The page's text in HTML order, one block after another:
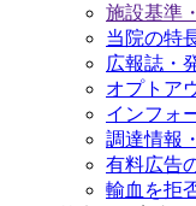
施設基準
当院の特
広報誌・
オプトア
インフォ
調達情報
有料広告
輸血を拒